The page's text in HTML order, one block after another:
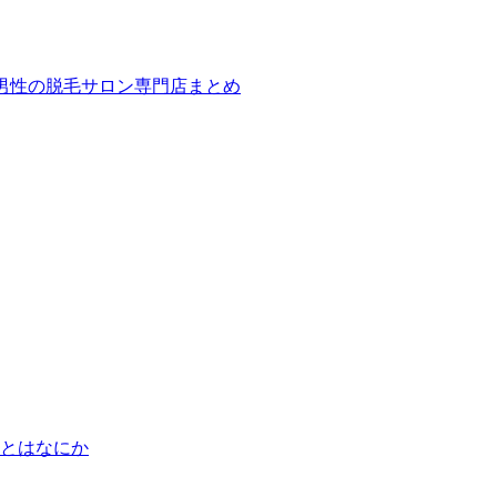
性の脱毛サロン専門店まとめ
はなにか